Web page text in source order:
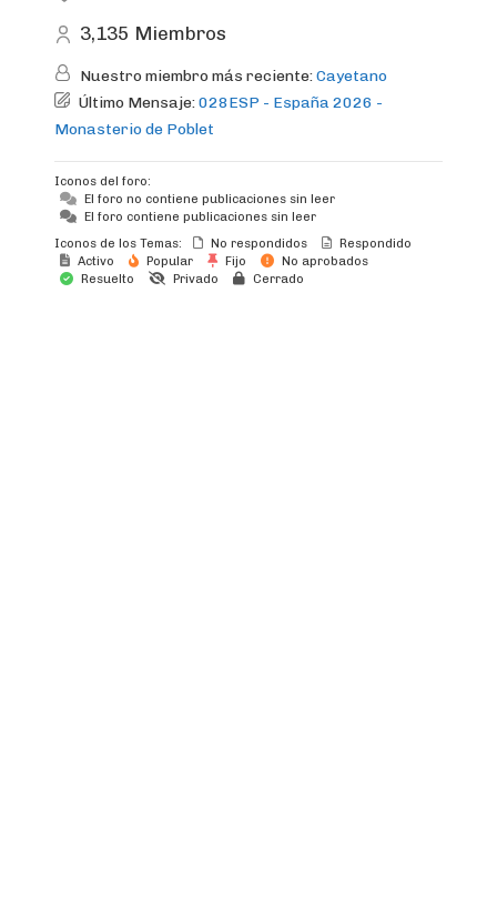
3,135 Miembros
Nuestro miembro más reciente:Cayetano
Último Mensaje:028ESP - España 2026 -
Monasterio de Poblet
Iconos del foro:
El foro no contiene publicaciones sin leer
El foro contiene publicaciones sin leer
Iconos de los Temas:
No respondidos
Respondido
Activo
Popular Fijo
No aprobados
Resuelto
Privado Cerrado